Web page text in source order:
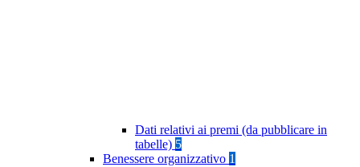
Dati relativi ai premi (da pubblicare in
tabelle) 5
Benessere organizzativo 1